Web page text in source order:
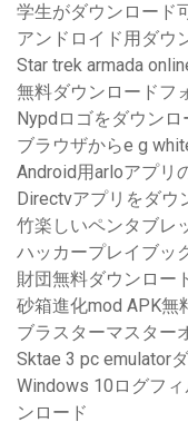
学生がダウンロード
アンドロイド用ダウ
Star trek armada
無料ダウンロードフ
Nypdロゴをダウンロ
ブラウザからe g
Android用arloアプリ
Directvアプリをダウ
竹楽しいペンタブレ
ハッカープレイブッ
財団無料ダウンロー
砂箱進化mod APK無
ブラスターマスター
Sktae 3 pc emulator
Windows 10ログフ
ンロード